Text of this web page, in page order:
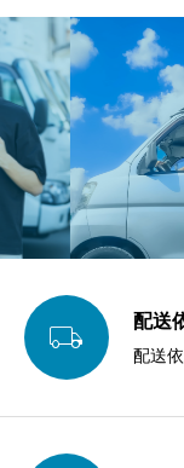
 配送
配送